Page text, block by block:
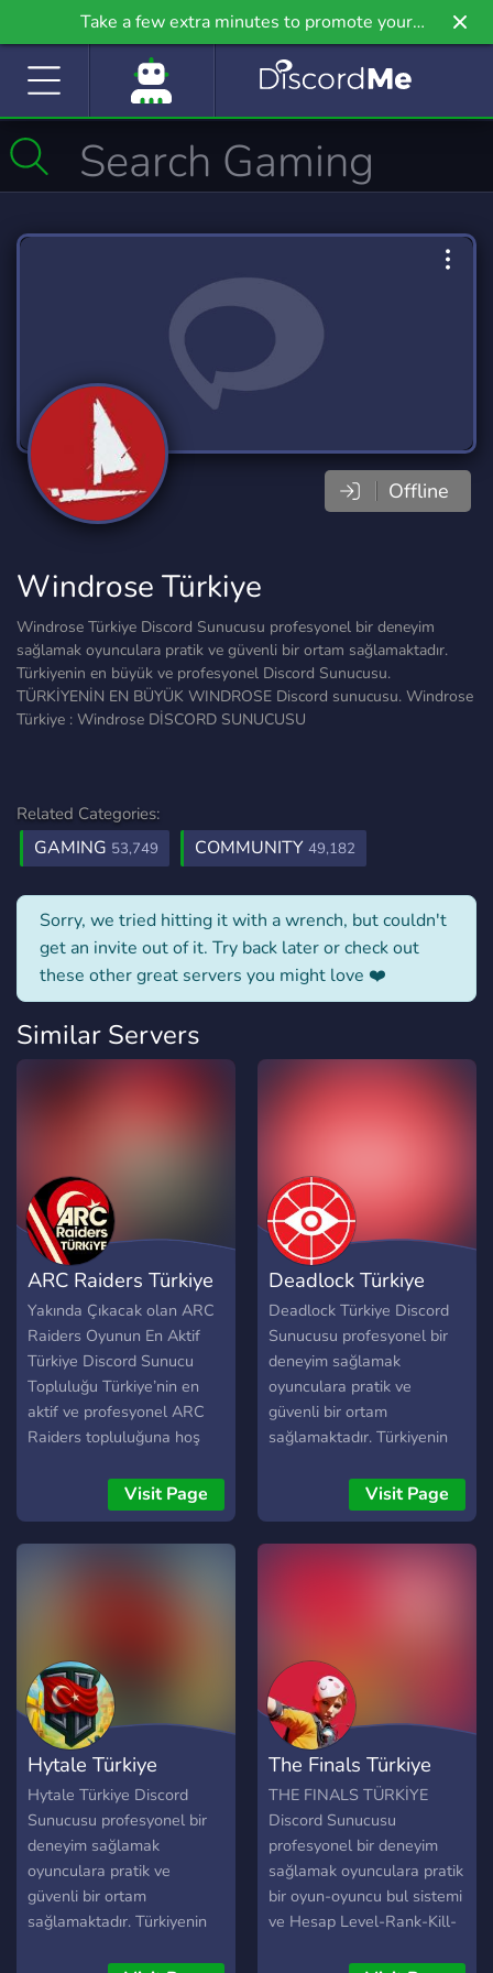
Take a few extra minutes to promote your
community even further on Griv.io, our newest
Offline
Windrose Türkiye
Windrose Türkiye Discord Sunucusu profesyonel bir deneyim
sağlamak oyunculara pratik ve güvenli bir ortam sağlamaktadır.
Türkiyenin en büyük ve profesyonel Discord Sunucusu.
TÜRKİYENİN EN BÜYÜK WINDROSE Discord sunucusu. Windrose
Türkiye : Windrose DİSCORD SUNUCUSU
Related Categories:
GAMING 53,749 COMMUNITY 49,182
Sorry, we tried hitting it with a wrench, but couldn't
get an invite out of it. Try back later or check out
these other great servers you might love ❤️
Similar Servers
ARC Raiders Türkiye
Yakında Çıkacak olan ARC
Raiders Oyunun En Aktif
Türkiye Discord Sunucu
Topluluğu Türkiye’nin en
aktif ve profesyonel ARC
Raiders topluluğuna hoş
rehberler, etkinlikler,
haberler ve topluluk
sohbetleriyle ARC Raiders
ortam sağlıyoruz. Katıl:
discord.gg/arcraiderstr
TÜRKİYE’NİN EN BÜYÜK
ARC RAIDERS
TOPLULUĞU!
Visit Page
Deadlock Türkiye
Deadlock Türkiye Discord
Sunucusu profesyonel bir
deneyim sağlamak
oyunculara pratik ve
güvenli bir ortam
sağlamaktadır. Türkiyenin
Discord Sunucusu.
TÜRKİYENİN EN BÜYÜK
DEADLOCK Discord
sunucusu. Deadlock Türkiye
Visit Page
Hytale Türkiye
Hytale Türkiye Discord
Sunucusu profesyonel bir
deneyim sağlamak
oyunculara pratik ve
güvenli bir ortam
sağlamaktadır. Türkiyenin
The Finals Türkiye
THE FINALS TÜRKİYE
Discord Sunucusu
profesyonel bir deneyim
sağlamak oyunculara pratik
bir oyun-oyuncu bul sistemi
ve Hesap Level-Rank-Kill-